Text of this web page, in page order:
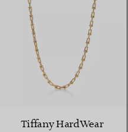
2 Matériaux
Tiffany HardWear